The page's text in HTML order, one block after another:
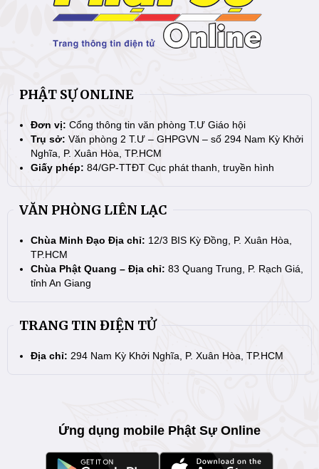
PHẬT SỰ ONLINE
Đơn vị: Cổng thông tin văn phòng T.Ư Giáo hội
Trụ sở: Văn phòng 2 T.Ư – GHPGVN – số 294 Nam Kỳ Khởi
Nghĩa, P. Xuân Hòa, TP.HCM
Giấy phép: 84/GP-TTĐT Cục phát thanh, truyền hình
VĂN PHÒNG LIÊN LẠC
Chùa Minh Đạo Địa chỉ: 12/3 BIS Kỳ Đồng, P. Xuân Hòa,
TP.HCM
Chùa Phật Quang – Địa chỉ: 83 Quang Trung, P. Rạch Giá,
tỉnh An Giang
TRANG TIN ĐIỆN TỬ
Địa chỉ: 294 Nam Kỳ Khởi Nghĩa, P. Xuân Hòa, TP.HCM
Ứng dụng mobile Phật Sự Online